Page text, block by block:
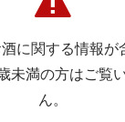
に関する情報が
未満の方はご覧
ん。